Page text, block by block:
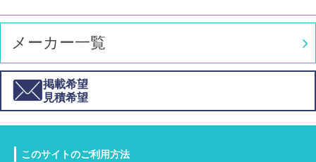
メーカー一覧
掲載希望
見積希望
このサイトのご利用方法